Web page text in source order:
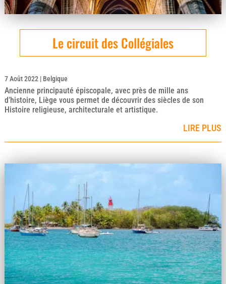
Le circuit des Collégiales
7 Août 2022| Belgique
Ancienne principauté épiscopale, avec près de mille ans
d’histoire, Liège vous permet de découvrir des siècles de son
Histoire religieuse, architecturale et artistique.
LIRE PLUS